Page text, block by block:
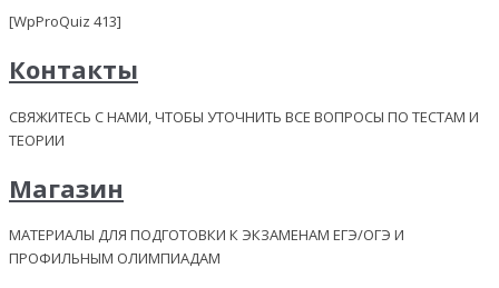
[WpProQuiz 413]
Контакты
СВЯЖИТЕСЬ С НАМИ, ЧТОБЫ УТОЧНИТЬ ВСЕ ВОПРОСЫ ПО ТЕСТАМ И
ТЕОРИИ
Магазин
МАТЕРИАЛЫ ДЛЯ ПОДГОТОВКИ К ЭКЗАМЕНАМ ЕГЭ/ОГЭ И
ПРОФИЛЬНЫМ ОЛИМПИАДАМ